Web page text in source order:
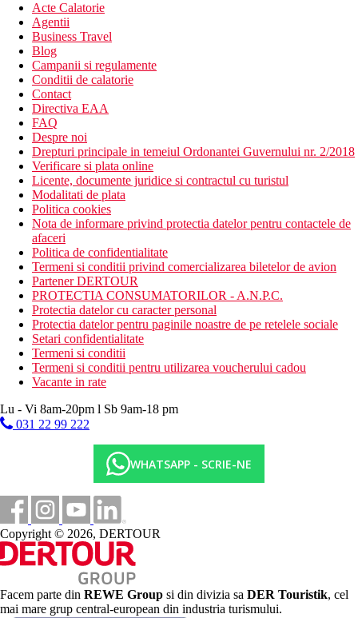
Acte Calatorie
Agentii
Business Travel
Blog
Campanii si regulamente
Conditii de calatorie
Contact
Directiva EAA
FAQ
Despre noi
Drepturi principale in temeiul Ordonantei Guvernului nr. 2/2018
Verificare si plata online
Licente, documente juridice si contractul cu turistul
Modalitati de plata
Politica cookies
Nota de informare privind protectia datelor pentru contactele de
afaceri
Politica de confidentialitate
Termeni si conditii privind comercializarea biletelor de avion
Partener DERTOUR
PROTECTIA CONSUMATORILOR - A.N.P.C.
Protectia datelor cu caracter personal
Protectia datelor pentru paginile noastre de pe retelele sociale
Setari confidentialitate
Termeni si conditii
Termeni si conditii pentru utilizarea voucherului cadou
Vacante in rate
Lu - Vi 8am-20pm l Sb 9am-18 pm
031 22 99 222
WHATSAPP - SCRIE-NE
Copyright © 2026, DERTOUR
Facem parte din REWE Group si din divizia sa DER Touristik, cel
mai mare grup central-european din industria turismului.